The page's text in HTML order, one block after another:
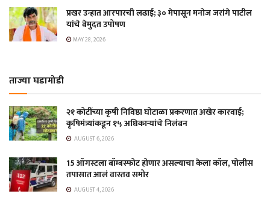
प्रखर उन्हात आरपारची लढाई; ३० मेपासून मनोज जरांगे पाटील
यांचे बेमुदत उपोषण
MAY 28, 2026
ताज्या घडामोडी
२१ कोटींच्या कृषी निविष्ठा घोटाळा प्रकरणात अखेर कारवाई;
कृषिमंत्र्यांकडून १५ अधिकाऱ्यांचे निलंबन
AUGUST 6, 2026
15 ऑगस्टला बॉम्बस्फोट होणार असल्याचा केला कॉल, पोलीस
तपासात आलं वास्तव समोर
AUGUST 4, 2026